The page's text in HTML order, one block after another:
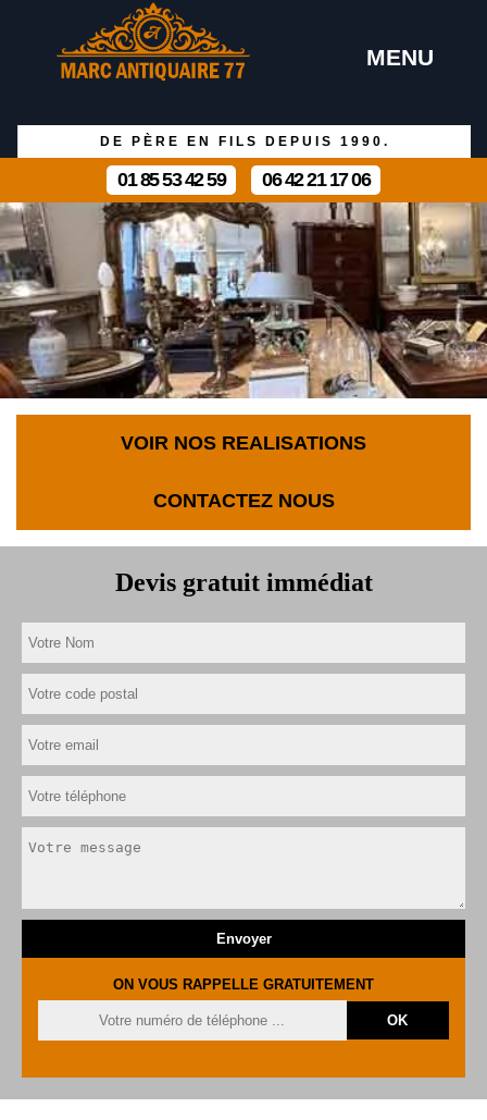
MENU
DE PÈRE EN FILS DEPUIS 1990.
01 85 53 42 59 06 42 21 17 06
VOIR NOS REALISATIONS
CONTACTEZ NOUS
Devis gratuit immédiat
ON VOUS RAPPELLE GRATUITEMENT